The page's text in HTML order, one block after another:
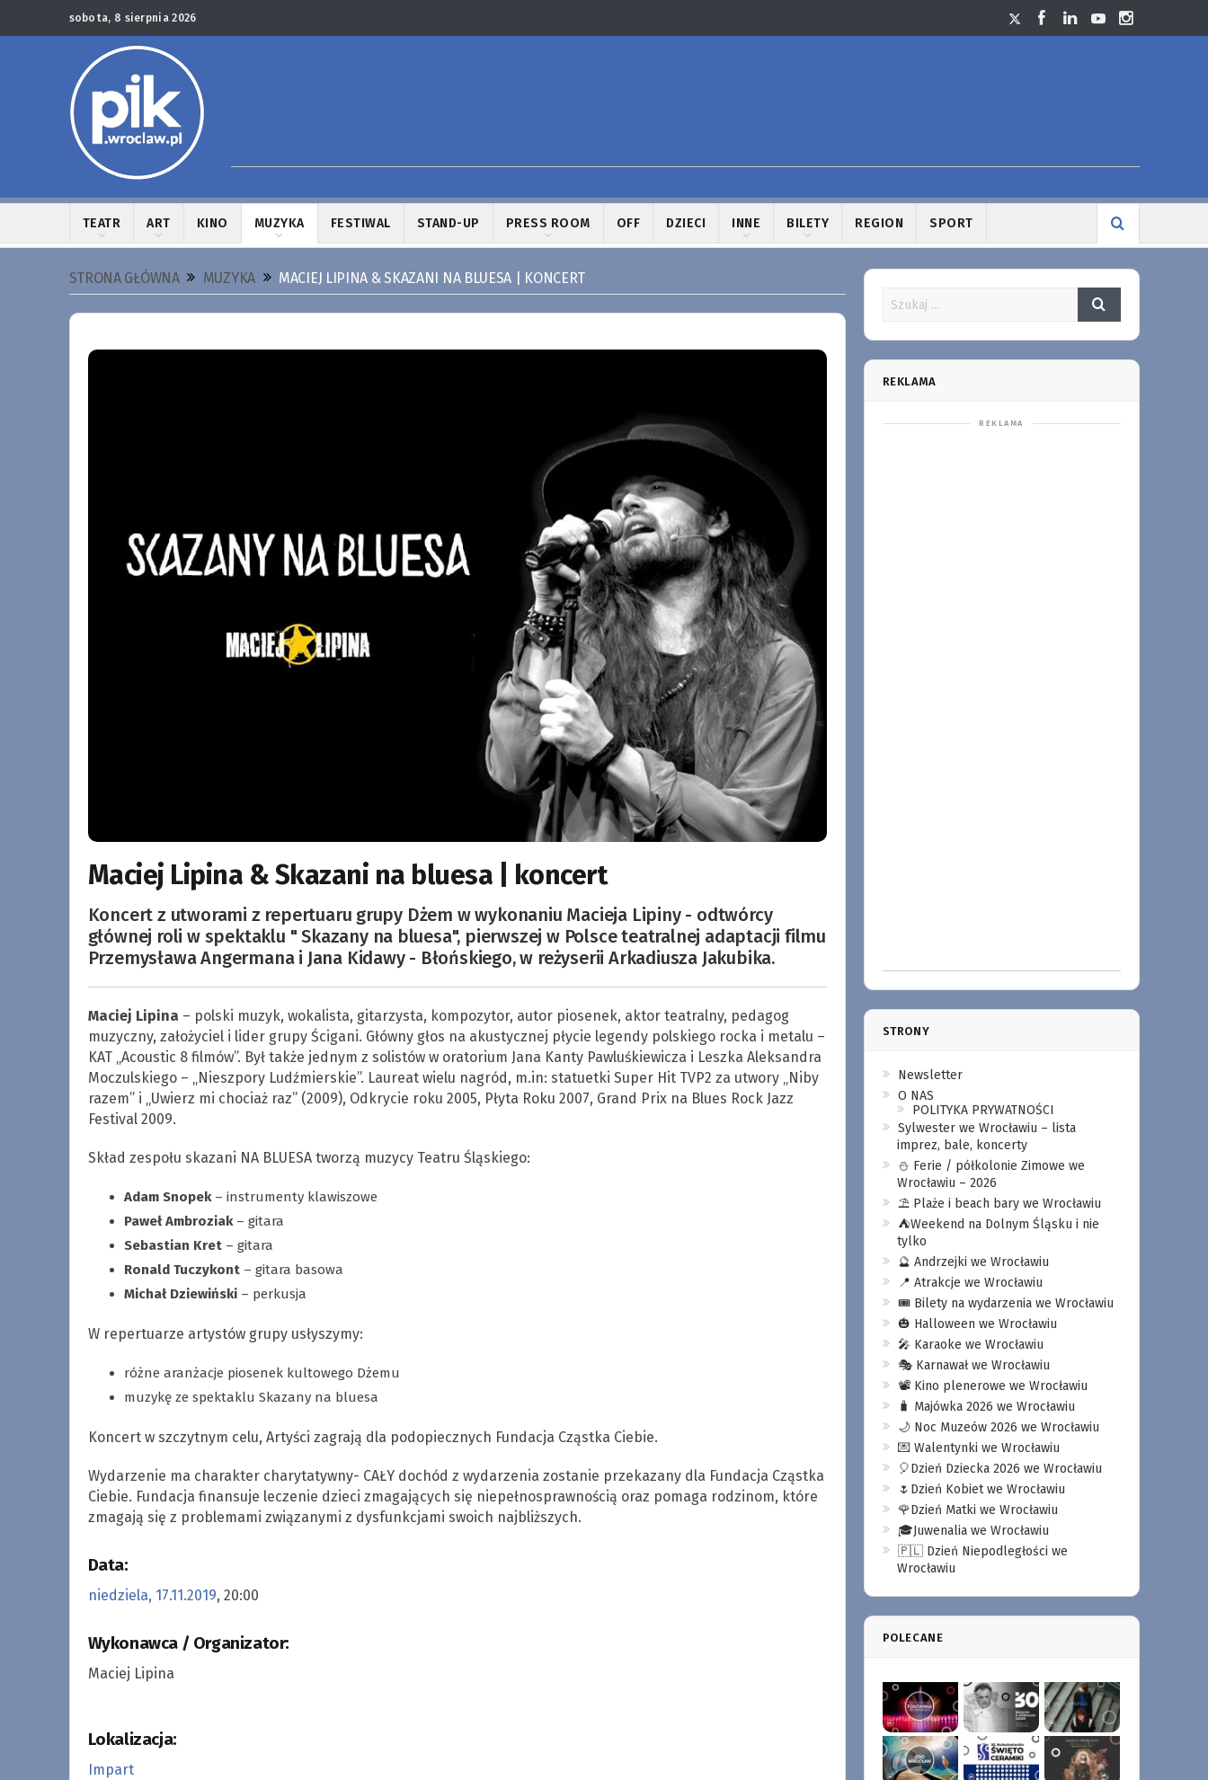
sobota, 8 sierpnia 2026
TEATR ART KINO MUZYKA FESTIWAL STAND-UP PRESS ROOM OFF DZIECI INNE BILETY REGION SPORT
STRONA GŁÓWNA MUZYKA MACIEJ LIPINA & SKAZANI NA BLUESA | KONCERT
Maciej Lipina & Skazani na bluesa | koncert
Koncert z utworami z repertuaru grupy Dżem w wykonaniu Macieja Lipiny - odtwórcy
głównej roli w spektaklu " Skazany na bluesa", pierwszej w Polsce teatralnej adaptacji filmu
Przemysława Angermana i Jana Kidawy - Błońskiego, w reżyserii Arkadiusza Jakubika.
Maciej Lipina – polski muzyk, wokalista, gitarzysta, kompozytor, autor piosenek, aktor teatralny, pedagog
muzyczny, założyciel i lider grupy Ścigani. Główny głos na akustycznej płycie legendy polskiego rocka i metalu –
KAT „Acoustic 8 filmów”. Był także jednym z solistów w oratorium Jana Kanty Pawluśkiewicza i Leszka Aleksandra
Moczulskiego – „Nieszpory Ludźmierskie”. Laureat wielu nagród, m.in: statuetki Super Hit TVP2 za utwory „Niby
razem” i „Uwierz mi chociaż raz” (2009), Odkrycie roku 2005, Płyta Roku 2007, Grand Prix na Blues Rock Jazz
Festival 2009.
Skład zespołu skazani NA BLUESA tworzą muzycy Teatru Śląskiego:
Adam Snopek– instrumenty klawiszowe
Paweł Ambroziak– gitara
Sebastian Kret– gitara
Ronald Tuczykont– gitara basowa
Michał Dziewiński– perkusja
W repertuarze artystów grupy usłyszymy:
różne aranżacje piosenek kultowego Dżemu
muzykę ze spektaklu Skazany na bluesa
Koncert w szczytnym celu, Artyści zagrają dla podopiecznych Fundacja Cząstka Ciebie.
Wydarzenie ma charakter charytatywny- CAŁY dochód z wydarzenia zostanie przekazany dla Fundacja Cząstka
Ciebie. Fundacja finansuje leczenie dzieci zmagających się niepełnosprawnością oraz pomaga rodzinom, które
zmagają się z problemami związanymi z dysfunkcjami swoich najbliższych.
Data:
niedziela, 17.11.2019, 20:00
Wykonawca / Organizator:
Maciej Lipina
Lokalizacja:
Impart
REKLAMA
STRONY
Newsletter
O NAS
POLITYKA PRYWATNOŚCI
Sylwester we Wrocławiu – lista
imprez, bale, koncerty
⛄️ Ferie / półkolonie Zimowe we
Wrocławiu – 2026
⛱️ Plaże i beach bary we Wrocławiu
⛺️Weekend na Dolnym Śląsku i nie
tylko
🔮 Andrzejki we Wrocławiu
📍 Atrakcje we Wrocławiu
🎟️ Bilety na wydarzenia we Wrocławiu
🎃 Halloween we Wrocławiu
🎤 Karaoke we Wrocławiu
🎭 Karnawał we Wrocławiu
📽️ Kino plenerowe we Wrocławiu
🧳 Majówka 2026 we Wrocławiu
🌙 Noc Muzeów 2026 we Wrocławiu
💌 Walentynki we Wrocławiu
🎈Dzień Dziecka 2026 we Wrocławiu
🌷Dzień Kobiet we Wrocławiu
🌹Dzień Matki we Wrocławiu
🎓Juwenalia we Wrocławiu
🇵🇱 Dzień Niepodległości we
Wrocławiu
POLECANE